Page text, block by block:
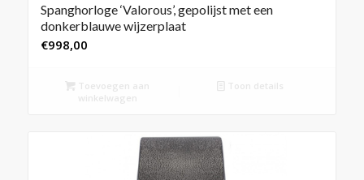
Spanghorloge ‘Valorous’, gepolijst met een
donkerblauwe wijzerplaat
€998,00
Toevoegen aan
winkelwagen
Toon details